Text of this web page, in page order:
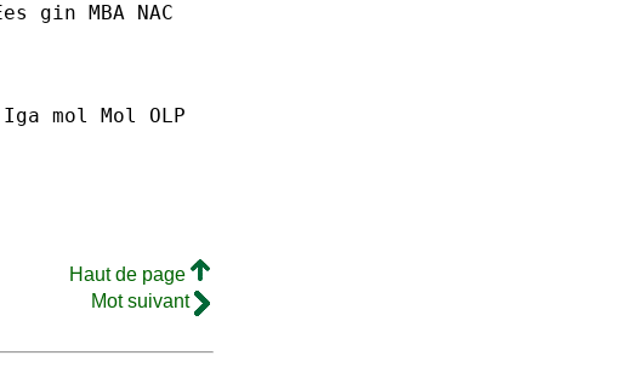
gin MBA NAC
Iga mol Mol
OLP
Haut de page
Mot suivant